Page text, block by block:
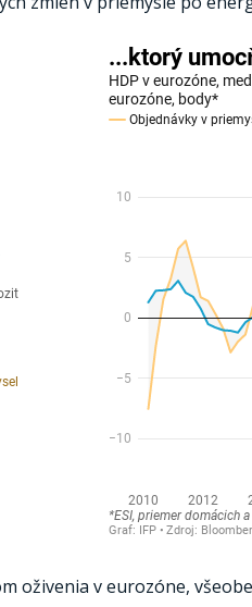
oživenia v eurozóne,